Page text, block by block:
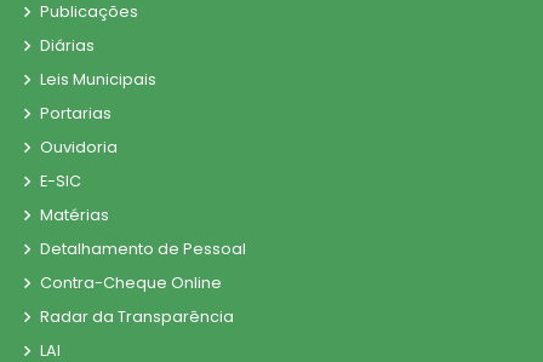
Publicações
Diárias
Leis Municipais
Portarias
Ouvidoria
E-SIC
Matérias
Detalhamento de Pessoal
Contra-Cheque Online
Radar da Transparência
LAI